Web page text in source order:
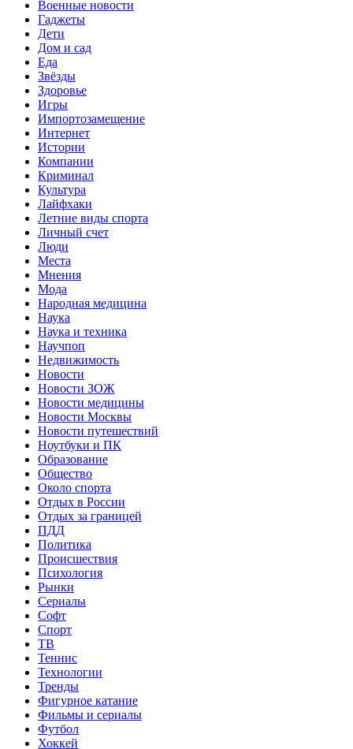
Военные новости
Гаджеты
Дети
Дом и сад
Еда
Звёзды
Здоровье
Игры
Импортозамещение
Интернет
Истории
Компании
Криминал
Культура
Лайфхаки
Летние виды спорта
Личный счет
Люди
Места
Мнения
Мода
Народная медицина
Наука
Наука и техника
Научпоп
Недвижимость
Новости
Новости ЗОЖ
Новости медицины
Новости Москвы
Новости путешествий
Ноутбуки и ПК
Образование
Общество
Около спорта
Отдых в России
Отдых за границей
ПДД
Политика
Происшествия
Психология
Рынки
Сериалы
Софт
Спорт
ТВ
Теннис
Технологии
Тренды
Фигурное катание
Фильмы и сериалы
Футбол
Хоккей